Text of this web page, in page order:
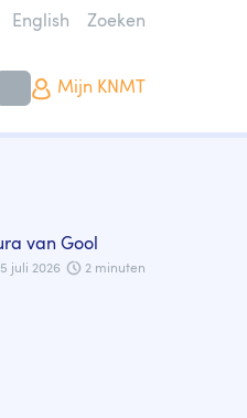
English
Zoeken
Mijn KNMT
van Gool
juli 2026 2 minuten